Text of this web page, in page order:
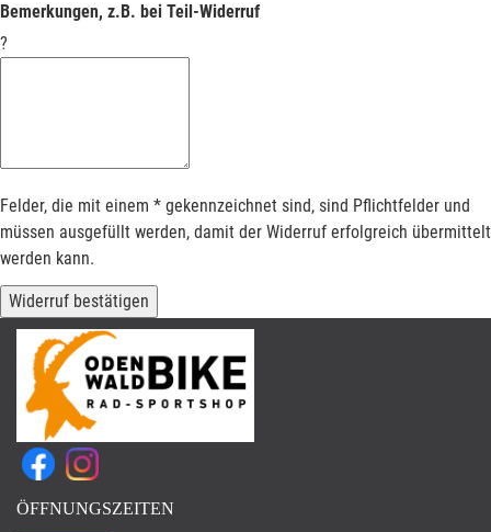
Bemerkungen, z.B. bei Teil-Widerruf
?
Felder, die mit einem * gekennzeichnet sind, sind Pflichtfelder und
müssen ausgefüllt werden, damit der Widerruf erfolgreich übermittelt
werden kann.
Widerruf bestätigen
ÖFFNUNGSZEITEN